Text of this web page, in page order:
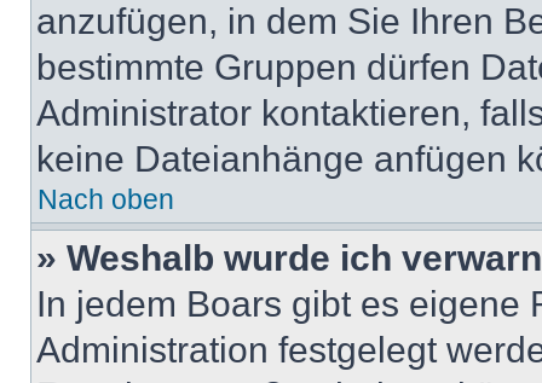
anzufügen, in dem Sie Ihren
bestimmte Gruppen dürfen
Administrator kontaktieren,
keine Dateianhänge anfügen
Nach oben
» Weshalb wurde ich
In jedem Boars gibt es eigene
Administration festgelegt